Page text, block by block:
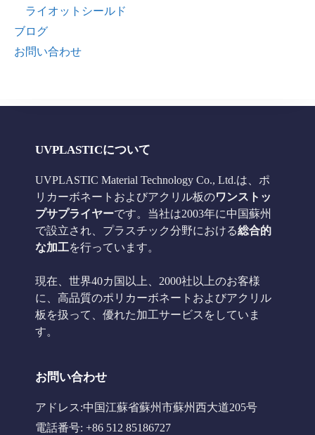
ライオットシールド
ブログ
お問い合わせ
UVPLASTICについて
UVPLASTIC Material Technology Co., Ltd.は、ポ
リカーボネートおよびアクリル板のワンストッ
プサプライヤーです。当社は2003年に中国蘇州
で設立され、プラスチック分野における総合的
な加工を行っています。
現在、世界40カ国以上、2000社以上のお客様
に、高品質のポリカーボネートおよびアクリル
板を扱って、優れた加工サービスをしていま
す。
お問い合わせ
アドレス:中国江蘇省蘇州市蘇州西大道205号
電話番号: +86 512 85186727